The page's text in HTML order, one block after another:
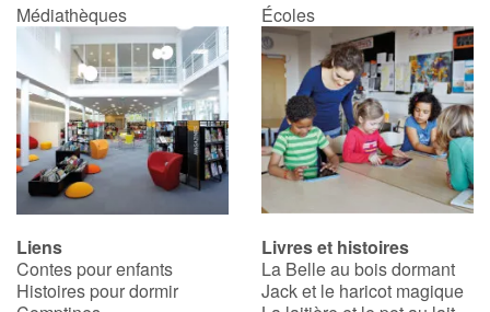
Médiathèques Écoles
Liens
Contes pour enfants
Histoires pour dormir
Livres et histoires
La Belle au bois dormant
Jack et le haricot magique